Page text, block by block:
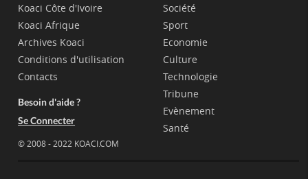
Koaci Côte d'Ivoire
Koaci Afrique
Archives Koaci
Conditions d'utilisation
Contacts
Besoin d'aide ?
Se Connecter
© 2008 - 2022 KOACI.COM
Société
Sport
Economie
Culture
Technologie
Tribune
Evènement
Santé